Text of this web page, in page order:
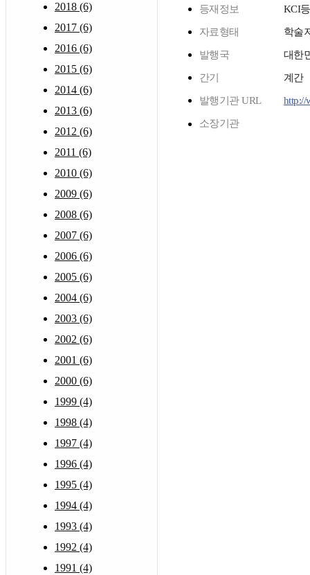
2018 (6)
2017 (6)
2016 (6)
2015 (6)
2014 (6)
2013 (6)
2012 (6)
2011 (6)
2010 (6)
2009 (6)
2008 (6)
2007 (6)
2006 (6)
2005 (6)
2004 (6)
2003 (6)
2002 (6)
2001 (6)
2000 (6)
1999 (4)
1998 (4)
1997 (4)
1996 (4)
1995 (4)
1994 (4)
1993 (4)
1992 (4)
1991 (4)
등재정보 KCI
자료형태 학술
발행국 대한
간기 계간
발행기관 URL http://
소장기관